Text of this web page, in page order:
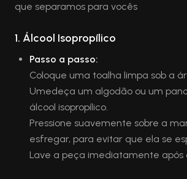
que separamos para vocês
1. Álcool Isopropílico
Passo a passo:
Coloque uma toalha limpa sob a
Umedeça um algodão ou um
álcool isopropílico.
Pressione suavemente sobre a
esfregar, para evitar que ela se
Lave a peça imediatamente após